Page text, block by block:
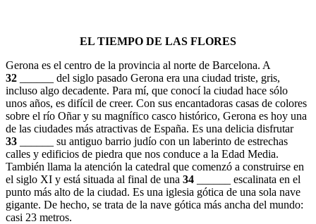
EL TIEMPO DE LAS FLORES
Gerona es el centro de la provincia al norte de Barcelona. A
32
del siglo pasado Gerona era una ciudad triste, gris,
incluso algo decadente. Para mí, que conocí la ciudad hace sólo
unos años, es difícil de creer. Con sus encantadoras casas de colores
sobre el río Oñar y su magnífico casco histórico, Gerona es hoy una
de las ciudades más atractivas de España. Es una delicia disfrutar
33
su antiguo barrio judío con un laberinto de estrechas
calles y edificios de piedra que nos conduce a la Edad Media.
También llama la atención la catedral que comenzó a construirse en
el siglo XI y está situada al final de una 34
escalinata en el
punto más alto de la ciudad. Es una iglesia gótica de una sola nave
gigante. De hecho, se trata de la nave gótica más ancha del mundo:
casi 23 metros.